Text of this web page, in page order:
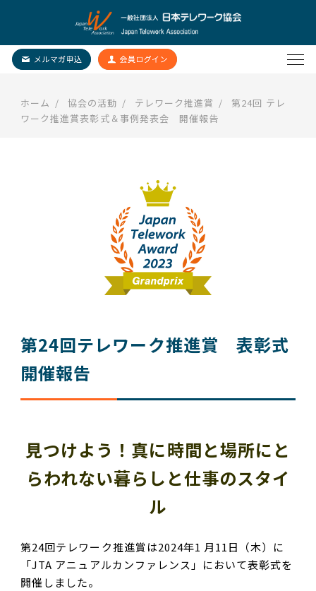
ホーム 協会の活動 テレワーク推進賞
第24回 テレ
ワーク推進賞表彰式＆事例発表会 開催報告
第24回テレワーク推進賞 表彰式
開催報告
見つけよう！真に時間と場所にと
らわれない暮らしと仕事のスタイ
ル
第24回テレワーク推進賞は2024年1 月11日（木）に
「JTA アニュアルカンファレンス」において表彰式を
開催しました。